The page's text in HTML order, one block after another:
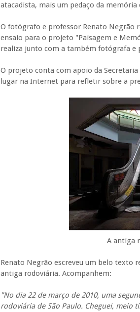
atacadista, mais um pedaço da memória
O fotógrafo e professor Renato Negrão
ensaio para o projeto "Paisagem e
realiza junto com a também fotógrafa e
O projeto conta com apoio da Secretaria
lugar na Internet para refletir sobre a
A antiga
Renato Negrão escreveu um belo texto
antiga rodoviária. Acompanhem:
"No dia 22 de março de 2010, uma
rodoviária de São Paulo. Cheguei, meio